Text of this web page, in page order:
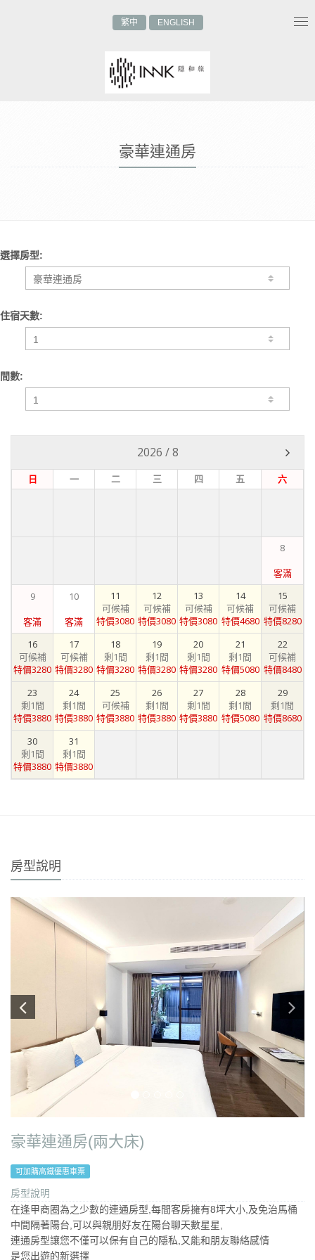
繁中 ENGLISH
豪華連通房
選擇房型:
住宿天數:
間數:
2026 /8
日 一 二 三 四 五 六
8
客滿
9
客滿
10
客滿
11
可候補
特價3080
12
可候補
特價3080
13
可候補
特價3080
14
可候補
特價4680
15
可候補
特價8280
16
可候補
特價3280
17
可候補
特價3280
18
剩1間
特價3280
19
剩1間
特價3280
20
剩1間
特價3280
21
剩1間
特價5080
22
可候補
特價8480
23
剩1間
特價3880
24
剩1間
特價3880
25
可候補
特價3880
26
剩1間
特價3880
27
剩1間
特價3880
28
剩1間
特價5080
29
剩1間
特價8680
30
剩1間
特價3880
31
剩1間
特價3880
房型說明
豪華連通房(兩大床)
可加購高鐵優惠車票
房型說明
在逢甲商圈為之少數的連通房型,每間客房擁有8坪大小,及免治馬桶
中間隔著陽台,可以與親朋好友在陽台聊天數星星,
連通房型讓您不僅可以保有自己的隱私,又能和朋友聯絡感情
是您出遊的新選擇